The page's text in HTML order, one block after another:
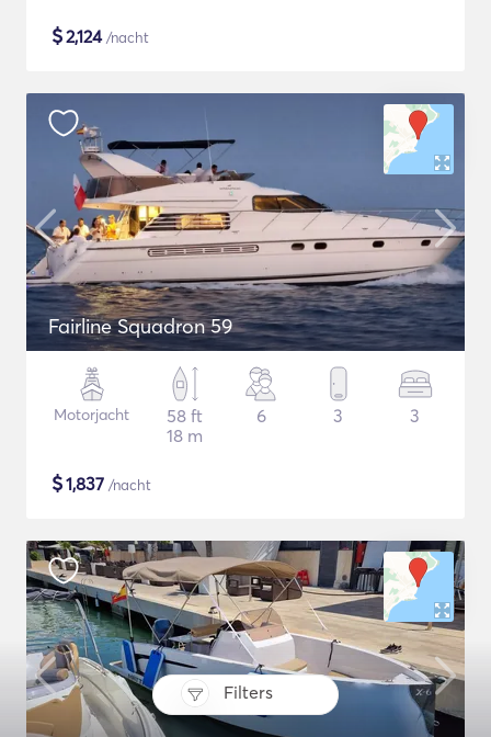
Filters
$2,124/nacht
Fairline Squadron 59
Motorjacht
58 ft
18 m
6 3 3
$1,837 /nacht